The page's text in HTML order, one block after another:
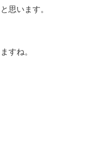
思います。
すね。